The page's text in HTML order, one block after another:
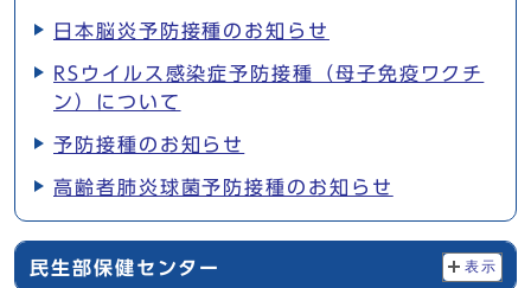
日本脳炎予防接種のお知らせ
RSウイルス感染症予防接種（母子免疫ワクチ
ン）について
予防接種のお知らせ
高齢者肺炎球菌予防接種のお知らせ
民生部保健センター 表示